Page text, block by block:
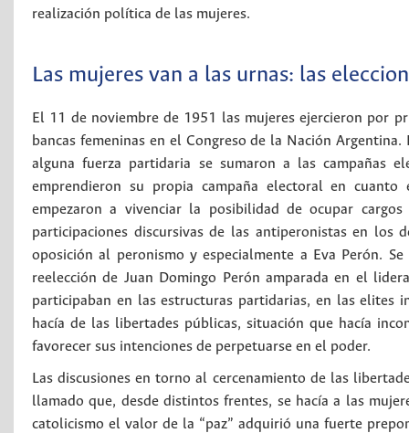
realización política de las mujeres.
Las mujeres van a las urnas: las
El 11 de noviembre de 1951 las mujeres ejercieron por
bancas femeninas en el Congreso de la Nación
alguna fuerza partidaria se sumaron a las campañas
emprendieron su propia campaña electoral en
empezaron a vivenciar la posibilidad de ocupar
participaciones discursivas de las antiperonistas en los
oposición al peronismo y especialmente a Eva Perón.
reelección de Juan Domingo Perón amparada en el
participaban en las estructuras partidarias, en las elites
hacía de las libertades públicas, situación que hacía
favorecer sus intenciones de perpetuarse en el poder.
Las discusiones en torno al cercenamiento de las
llamado que, desde distintos frentes, se hacía a las
catolicismo el valor de la “paz” adquirió una fuerte